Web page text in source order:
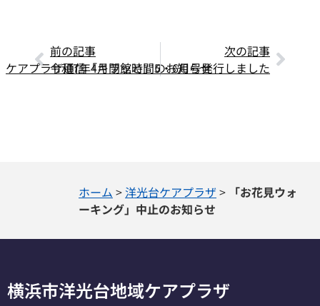
前の記事
令和7年4月閉館時間のお知らせ
次の記事
ケアプラザ通信「キラッと」5・6月号発行しました
ホーム >洋光台ケアプラザ> 「お花見ウォ
ーキング」中止のお知らせ
横浜市洋光台地域ケアプラザ